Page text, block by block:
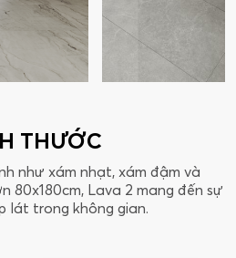
THƯỚC
như xám nhạt, xám đậm và
80x180cm, Lava 2 mang đến sự
lát trong không gian.